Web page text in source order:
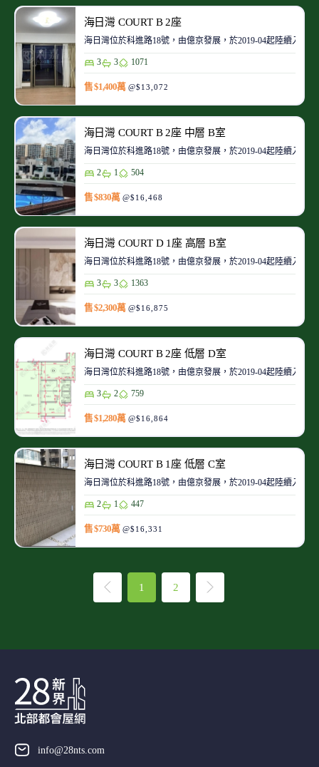
海日灣 COURT B 2座
海日灣位於科進路18號，由億京發展，於2019-04起陸續入伙
3 3 1071
售 $1,400萬 @$13,072
海日灣 COURT B 2座 中層 B室
海日灣位於科進路18號，由億京發展，於2019-04起陸續入伙
2 1 504
售 $830萬 @$16,468
海日灣 COURT D 1座 高層 B室
海日灣位於科進路18號，由億京發展，於2019-04起陸續入伙
3 3 1363
售 $2,300萬 @$16,875
海日灣 COURT B 2座 低層 D室
海日灣位於科進路18號，由億京發展，於2019-04起陸續入伙
3 2 759
售 $1,280萬 @$16,864
海日灣 COURT B 1座 低層 C室
海日灣位於科進路18號，由億京發展，於2019-04起陸續入伙
2 1 447
售 $730萬 @$16,331
1 2
info@28nts.com